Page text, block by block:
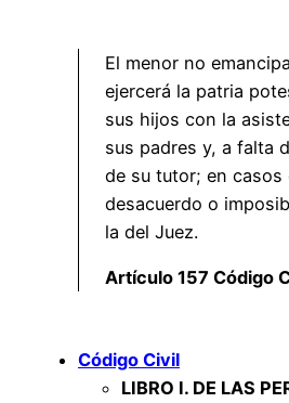
El menor no
ejercerá la patria
sus hijos con la
sus padres y, a falta
de su tutor; en casos
desacuerdo o
la del Juez.
Artículo 157 Código
Código Civil
LIBRO I. DE LAS